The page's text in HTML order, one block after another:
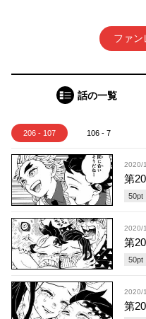
ファン
話の一覧
206 - 107 106 - 7
2020/
第
50pt
2020/
第
50pt
2020/
第